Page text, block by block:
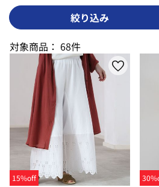
絞り込み
対象商品： 68件
15%off